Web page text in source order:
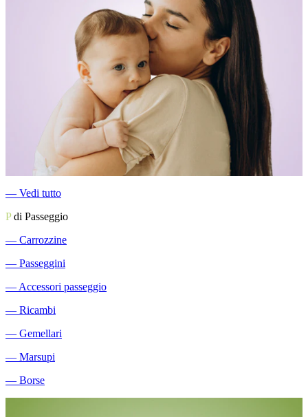
― Vedi tutto
Pdi Passeggio
― Carrozzine
― Passeggini
― Accessori passeggio
― Ricambi
― Gemellari
― Marsupi
― Borse